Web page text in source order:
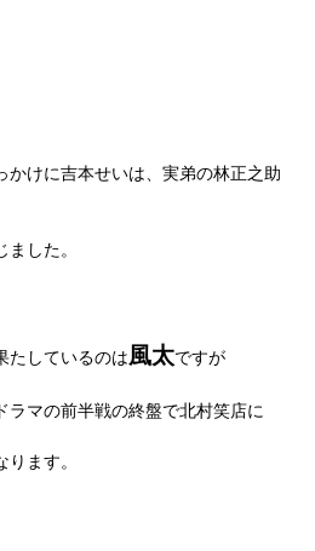
かけに吉本せいは、実弟の林正之助
した。
たしているのは風太ですが
ラマの前半戦の終盤で北村笑店に
ます。